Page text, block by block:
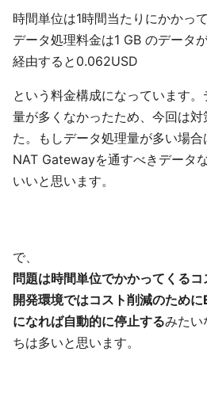
時間単位は1時間当たりにかかっ
データ処理料金は1 GB のデータ
経由すると0.062USD
という料金構成になっています
量が多くなかったため、今回は
た。もしデータ処理量が多い場
NAT Gatewayを通すべきデータ
いいと思います。
で、
問題は時間単位でかかってくるコ
開発環境ではコスト削減のため
になれば自動的に停止するみたい
ちは多いと思います。